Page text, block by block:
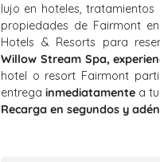
lujo en hoteles,
propiedades de Fairmont
Hotels & Resorts para
Willow Stream Spa,
hotel o resort Fairmont
entrega inmediatamente a tu
Recarga en segundos y